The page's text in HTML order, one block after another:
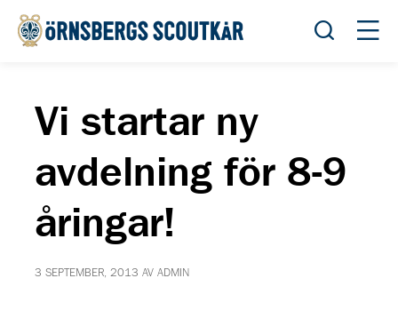
Öppna
Vi startar ny
avdelning för 8-9
åringar!
3 SEPTEMBER, 2013 AV ADMIN